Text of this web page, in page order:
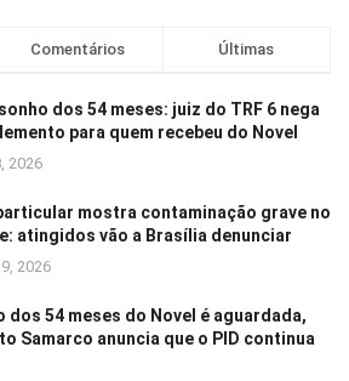
Comentários Últimas
dos 54 meses: juiz do TRF 6 nega
para quem recebeu do Novel
2026
mostra contaminação grave no
atingidos vão a Brasília denunciar
2026
dos 54 meses do Novel é aguardada,
Samarco anuncia que o PID continua